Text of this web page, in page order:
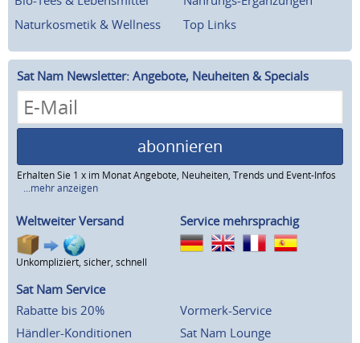
Naturkosmetik & Wellness
Top Links
Sat Nam Newsletter: Angebote, Neuheiten & Specials
abonnieren
Erhalten Sie 1 x im Monat Angebote, Neuheiten, Trends und Event-Infos
...mehr anzeigen
Weltweiter Versand
Unkompliziert, sicher, schnell
Service mehrsprachig
Sat Nam Service
Rabatte bis 20%
Händler-Konditionen
Vormerk-Service
Sat Nam Lounge